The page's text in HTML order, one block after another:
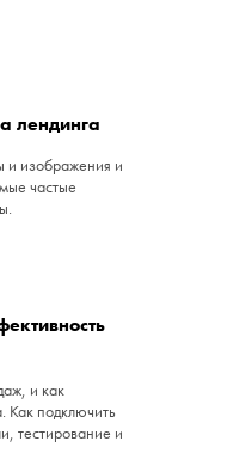
лендинга
и изображения и
частые
и как
Как подключить
тестирование и